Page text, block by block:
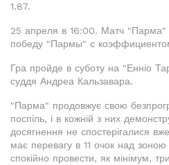
1.87.
25 апреля в 16:00. Матч "Парма"
победу "Пармы" с
Гра пройде в суботу на "Енніо
суддя Андреа Кальзавара.
"Парма" продовжує свою
поспіль, і в кожній з них
досягнення не спостерігалися
має перевагу в 11 очок над
спокійно провести, як мінімум,